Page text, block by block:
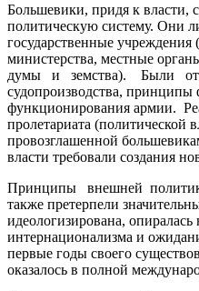
Большевики, придя к власти,
политическую систему. Они
государственные учреждения
министерства, местные
думы и земства). Были
судопроизводства,
функционирования армии.
пролетариата (политической
провозглашенной
власти требовали создания
Принципы внешней
также претерпели
идеологизирована,
интернационализма и
первые годы своего
оказалось в полной